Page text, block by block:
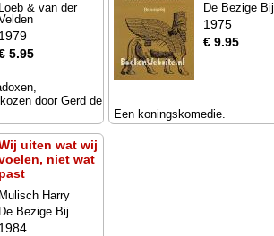
Loeb & van der
1979
5.95
door Gerd de
De Bezige Bij
1975
€ 9.95
Een koningskomedie.
uiten wat wij
niet wat
past
Mulisch Harry
De Bezige Bij
1984